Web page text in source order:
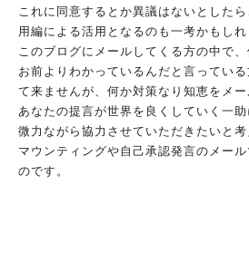
これに同意するとか異議はないとした
用 編による活用となるのも一考かもしれ
このブログにメールしてくる方の中で
お前よりわかっているんだと言っている
て来ませんが、何か対策なり知恵をメー
あなたの提言が世界を良くしていく一
微力ながら協力させていただきたいと
マウンティングや自己承認発言のメー
のです。